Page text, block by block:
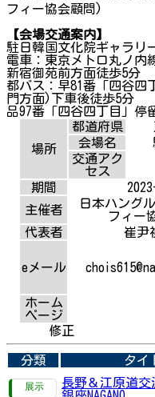
フィー協会顧問)
【会場交通案内】
駐日韓国文化院ギャラリ
電車：東京メトロ丸ノ内
新宿御苑前方面徒歩5分
都バス：早81番「四谷四
門方面)下車後徒歩5分
品97番「四谷四丁目」
場所
都道府県
会場名
交通アク
セス
期間
主催者
日本ハング
フィー
代表者
崔尹
eメール
ホーム
ページ
修正
分類 タイ
長野＆江原道